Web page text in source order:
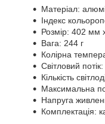
Матеріал:
Індекс
Розмір: 402
Вага: 244 г
Колірна
Світловий
Кількість
Максимальна
Напруга
Комплектація: